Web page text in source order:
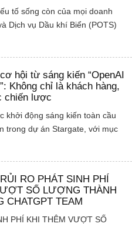
tố sống còn của mọi doanh
Dịch vụ Dầu khí Biển (POTS)
hội từ sáng kiến “OpenAI
Không chỉ là khách hàng,
chiến lược
khởi động sáng kiến toàn cầu
trong dự án Stargate, với mục
RO PHÁT SINH PHÍ
SỐ LƯỢNG THÀNH
CHATGPT TEAM
PHÍ KHI THÊM VƯỢT SỐ